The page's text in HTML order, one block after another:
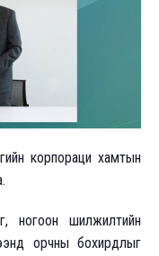
корпораци хамтын
ногоон шилжилтийн
орчны бохирдлыг